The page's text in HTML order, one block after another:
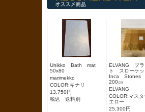
Unikko Bath mat
50x80
marimekko
COLOR:キナリ
13,750円
税込 送料別
ELVANG ブラ
ト スローケ
Inca Stones
200㎝
ELVANG
COLOR:マスタ
エロー
25,300円